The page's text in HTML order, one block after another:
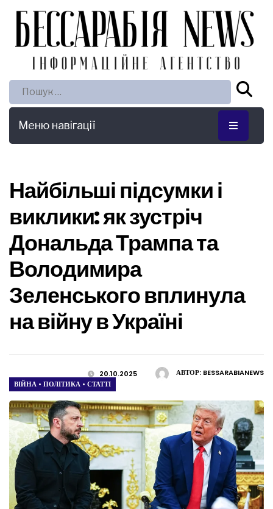
Пошук:
Меню навігації
Найбільші підсумки і
виклики: як зустріч
Дональда Трампа та
Володимира
Зеленського вплинула
на війну в Україні
АВТОР: BESSARABIANEWS
20.10.2025
ВІЙНА • ПОЛІТИКА • СТАТТІ